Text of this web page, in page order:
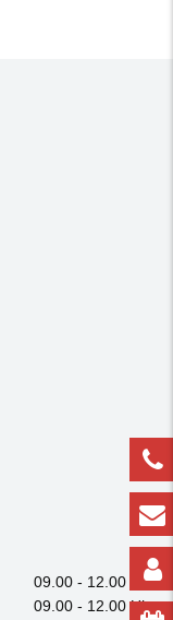
09.00 - 12.00 Uhr
09.00 - 12.00 Uhr